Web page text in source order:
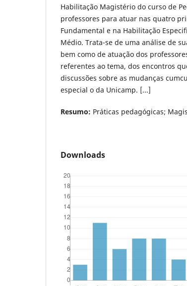
Habilitação Magistério do curso de
professores para atuar nas quatro
Fundamental e na Habilitação
Médio. Trata-se de uma análise de
bem como de atuação dos
referentes ao tema, dos encontros
discussões sobre as mudanças
especial o da Unicamp. [...]
Resumo: Práticas pedagógicas;
Downloads